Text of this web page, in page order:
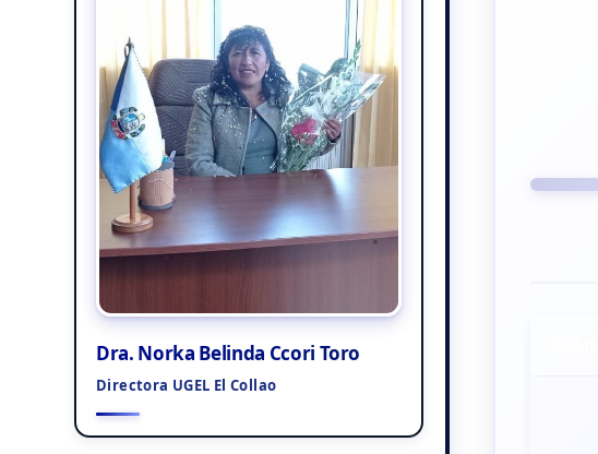
Dra. Norka Belinda Ccori Toro
Directora UGEL El Collao